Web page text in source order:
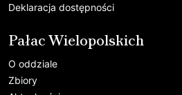
Deklaracja dostępności
Pałac Wielopolskich
O oddziale
Zbiory